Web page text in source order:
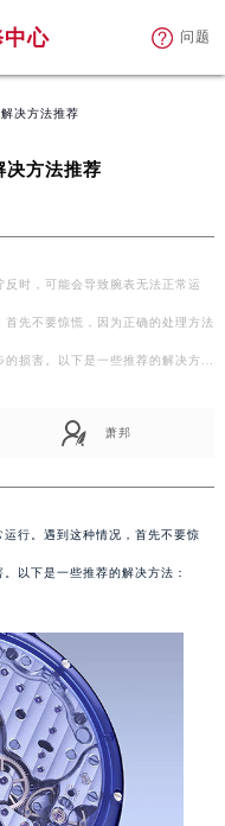
中心 问题
决方法推荐
决方法推荐
反时，可能会导致腕表无法正常运
首先不要惊慌，因为正确的处理方法
的损害。以下是一些推荐的解决方
萧邦
行。遇到这种情况，首先不要惊
以下是一些推荐的解决方法：